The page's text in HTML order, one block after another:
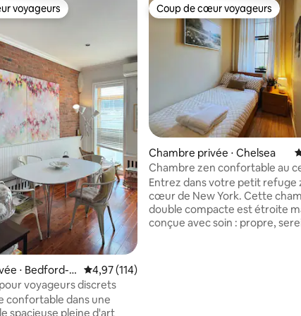
de 285 commentaires : 4,99 sur 5
voyageurs
voyageurs
⋅ Bedford-S
Évaluation moyenne sur la base de 114
4,97 (114)
voyageurs discrets
confortable dans une
spacieuse pleine d'art
Coup de cœur voyageurs
Coup de cœur voyageurs
Chambre privée ⋅ Chelsea
Chambre zen confortable au
Entrez dans votre petit refuge
cœur de New York. Cette
double compacte est étroite
conçue avec soin : propre,